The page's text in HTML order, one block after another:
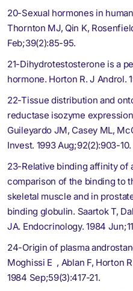
20-Sexual hormones in
Thornton MJ, Qin K,
Feb;39(2):85-95.
21-Dihydrotestosterone is a
hormone. Horton R. J Androl.
22-Tissue distribution and
reductase isozyme
Guileyardo JM, Casey ML,
Invest. 1993 Aug;92(2):903-10.
23-Relative binding affinity
comparison of the binding to
skeletal muscle and in
binding globulin. Saartok T,
JA. Endocrinology. 1984
24-Origin of plasma
Moghissi E , Ablan F, Horton
1984 Sep;59(3):417-21.